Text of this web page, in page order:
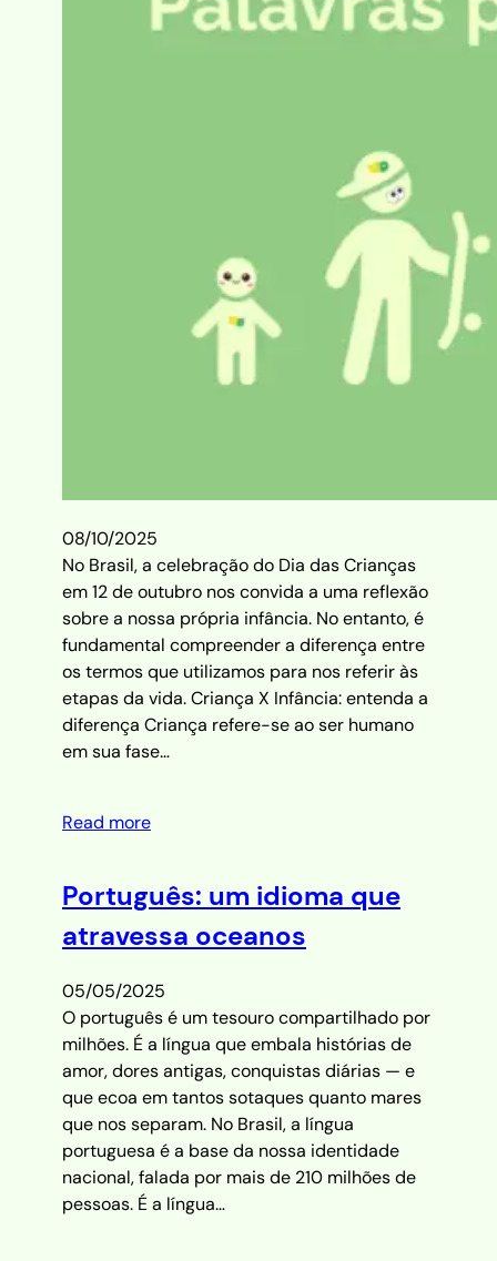
08/10/2025
No Brasil, a celebração do Dia das Crianças
em 12 de outubro nos convida a uma reflexão
sobre a nossa própria infância. No entanto, é
fundamental compreender a diferença entre
os termos que utilizamos para nos referir às
etapas da vida. Criança X Infância: entenda a
diferença Criança refere-se ao ser humano
em sua fase…
Read more
Português: um idioma que
atravessa oceanos
05/05/2025
O português é um tesouro compartilhado por
milhões. É a língua que embala histórias de
amor, dores antigas, conquistas diárias — e
que ecoa em tantos sotaques quanto mares
que nos separam. No Brasil, a língua
portuguesa é a base da nossa identidade
nacional, falada por mais de 210 milhões de
pessoas. É a língua…